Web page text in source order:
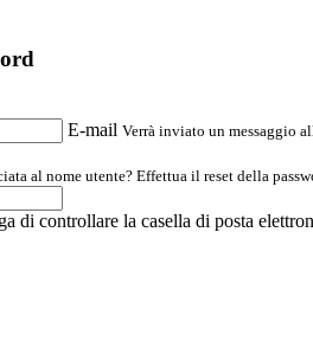
E-mail Verrà inviato un messaggio
al nome utente? Effettua il reset della
di controllare la casella di posta